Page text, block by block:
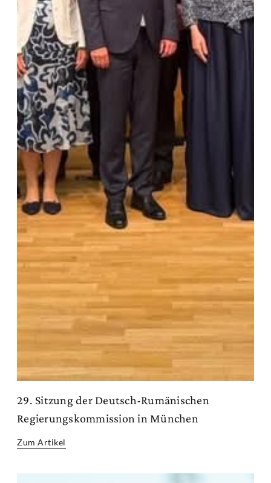
29. Sitzung der Deutsch-Rumänischen
Regierungskommission in München
Zum Artikel